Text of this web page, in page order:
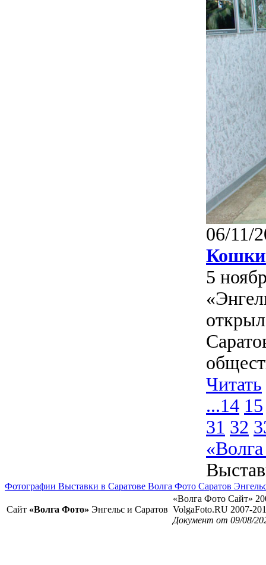
06/11/
5
Читать
...14 15
31 32
Фотографии Выставки в Саратове Волга Фото Саратов
Сайт «Волга Фото» Энгельс и Саратов
«Волга Фото Сайт»
VolgaFoto.RU 2007-
Документ от 09/08/